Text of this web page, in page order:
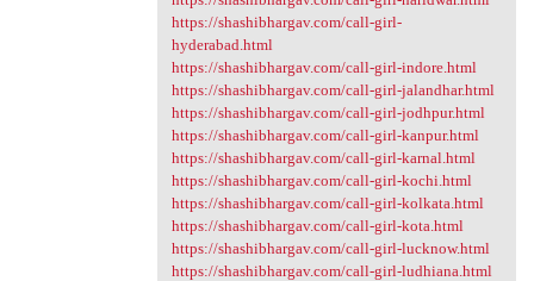
https://shashibhargav.com/call-girl-
hyderabad.html
https://shashibhargav.com/call-girl-indore.html
https://shashibhargav.com/call-girl-jalandhar.html
https://shashibhargav.com/call-girl-jodhpur.html
https://shashibhargav.com/call-girl-kanpur.html
https://shashibhargav.com/call-girl-karnal.html
https://shashibhargav.com/call-girl-kochi.html
https://shashibhargav.com/call-girl-kolkata.html
https://shashibhargav.com/call-girl-kota.html
https://shashibhargav.com/call-girl-lucknow.html
https://shashibhargav.com/call-girl-ludhiana.html